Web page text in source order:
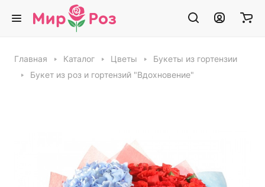
Главная Каталог Цветы
Букеты из гортензии
Букет из роз и гортензий "Вдохновение"